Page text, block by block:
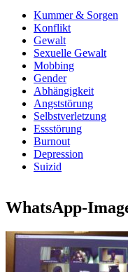
Kummer & Sorgen
Konflikt
Gewalt
Sexuelle Gewalt
Mobbing
Gender
Abhängigkeit
Angststörung
Selbstverletzung
Essstörung
Burnout
Depression
Suizid
WhatsApp-